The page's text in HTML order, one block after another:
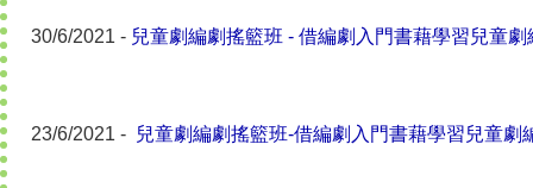
30/6/2021 - 兒童劇編劇搖籃班 - 借編劇入門書藉學習兒童
23/6/2021 - 兒童劇編劇搖籃班-借編劇入門書藉學習兒童劇